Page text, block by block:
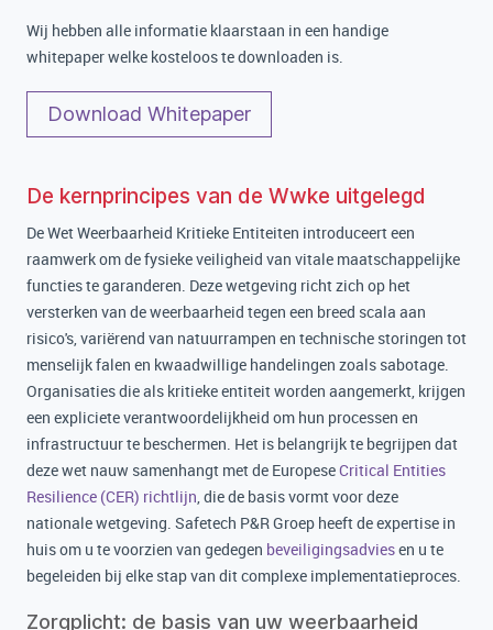
Wij hebben alle informatie klaarstaan in een handige
whitepaper welke kosteloos te downloaden is.
Download Whitepaper
De kernprincipes van de Wwke uitgelegd
De Wet Weerbaarheid Kritieke Entiteiten introduceert een
raamwerk om de fysieke veiligheid van vitale maatschappelijke
functies te garanderen. Deze wetgeving richt zich op het
versterken van de weerbaarheid tegen een breed scala aan
risico's, variërend van natuurrampen en technische storingen tot
menselijk falen en kwaadwillige handelingen zoals sabotage.
Organisaties die als kritieke entiteit worden aangemerkt, krijgen
een expliciete verantwoordelijkheid om hun processen en
infrastructuur te beschermen. Het is belangrijk te begrijpen dat
deze wet nauw samenhangt met de EuropeseCritical Entities
Resilience (CER) richtlijn, die de basis vormt voor deze
nationale wetgeving. Safetech P&R Groep heeft de expertise in
huis om u te voorzien van gedegen beveiligingsadviesen u te
begeleiden bij elke stap van dit complexe implementatieproces.
Zorgplicht: de basis van uw weerbaarheid